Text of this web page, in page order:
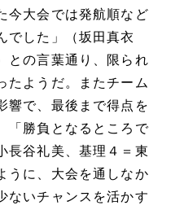
今大会では発航順など
でした」（坂田真衣
との言葉通り、限られ
たようだ。またチーム
響で、最後まで得点を
「勝負となるところで
長谷礼美、基理４＝東
うに、大会を通しなか
ないチャンスを活かす